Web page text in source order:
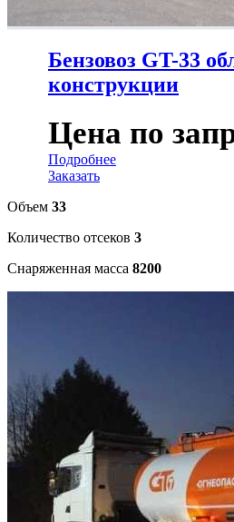
Бензовоз GT-33
конструкции
Цена по
Подробнее
Заказать
Объем 33
Количество отсеков 3
Снаряженная масса 8200